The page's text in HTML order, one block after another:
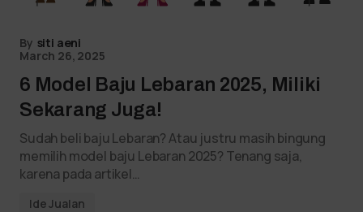
By siti aeni
March 26, 2025
6 Model Baju Lebaran 2025, Miliki
Sekarang Juga!
Sudah beli baju Lebaran? Atau justru masih bingung
memilih model baju Lebaran 2025? Tenang saja,
karena pada artikel…
Ide Jualan